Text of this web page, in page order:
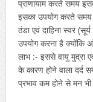
प्राणायाम करते समय
इसका उपयोग करते समय
ठंडा एवं दाहिना स्वर
उपयोग करना है क्योंकि
लाभ :- इससे वायु मुद्रा
के कारण होने वाला दर्द
प्रभाव कम होने से मन भी